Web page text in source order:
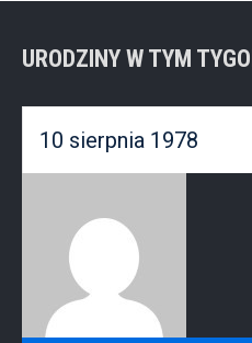
URODZINY W TYM
10 sierpnia 1978